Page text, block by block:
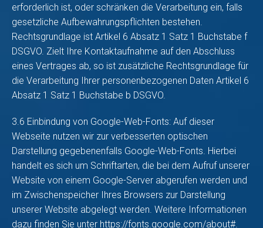
erforderlich ist, oder schränken die Verarbeitung ein, falls
gesetzliche Aufbewahrungspflichten bestehen.
Rechtsgrundlage ist Artikel 6 Absatz 1 Satz 1 Buchstabe f
DSGVO. Zielt Ihre Kontaktaufnahme auf den Abschluss
eines Vertrages ab, so ist zusätzliche Rechtsgrundlage für
die Verarbeitung Ihrer personenbezogenen Daten Artikel 6
Absatz 1 Satz 1 Buchstabe b DSGVO.
3.6 Einbindung von Google-Web-Fonts: Auf dieser
Webseite nutzen wir zur verbesserten optischen
Darstellung gegebenenfalls Google-Web-Fonts. Hierbei
handelt es sich um Schriftarten, die bei dem Aufruf unserer
Website von einem Google-Server abgerufen werden und
im Zwischenspeicher Ihres Browsers zur Darstellung
unserer Website abgelegt werden. Weitere Informationen
dazu finden Sie unter https://fonts.google.com/about#.